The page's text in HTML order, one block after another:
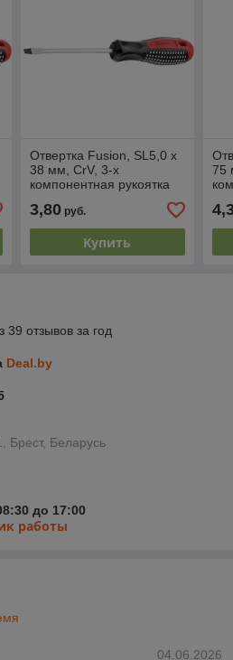
Отвертка Fusion, SL5,0 х
38 мм, CrV, 3-х
компонентная рукоятка
3,80руб.
Купить
75
39 отзывов за год
Deal.by
Брест, Беларусь
до 17:00
работы
04.06.2026